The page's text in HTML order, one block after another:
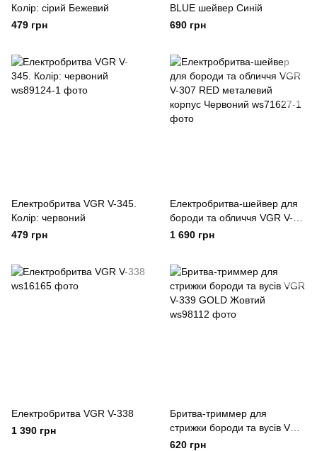
Колір: сірий Бежевий
479 грн
BLUE шейвер Синій
690 грн
Електробритва VGR V-345.
Колір: червоний
479 грн
Електробритва-шейвер для
бороди та обличчя VGR V-
307 RED металевий корпус
1 690 грн
Електробритва VGR V-338
1 390 грн
Бритва-триммер для
стрижки бороди та вусів VGR
V-339 GOLD Жовтий
620 грн